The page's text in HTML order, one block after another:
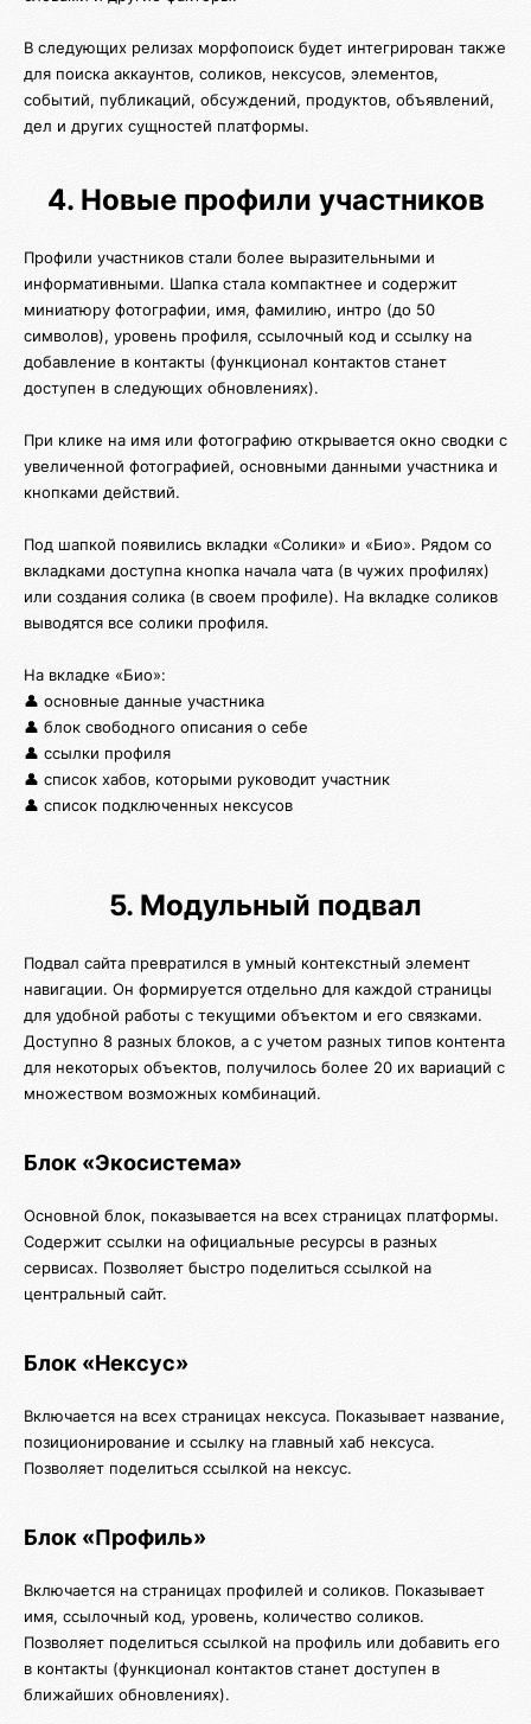
В следующих релизах морфопоиск будет интегрирован также
для поиска аккаунтов, соликов, нексусов, элементов,
событий, публикаций, обсуждений, продуктов, объявлений,
дел и других сущностей платформы.
4. Новые профили участников
Профили участников стали более выразительными и
информативными. Шапка стала компактнее и содержит
миниатюру фотографии, имя, фамилию, интро (до 50
символов), уровень профиля, ссылочный код и ссылку на
добавление в контакты (функционал контактов станет
доступен в следующих обновлениях).
При клике на имя или фотографию открывается окно сводки с
увеличенной фотографией, основными данными участника и
кнопками действий.
Под шапкой появились вкладки «Солики» и «Био». Рядом со
вкладками доступна кнопка начала чата (в чужих профилях)
или создания солика (в своем профиле). На вкладке соликов
выводятся все солики профиля.
На вкладке «Био»:
👤 основные данные участника
👤 блок свободного описания о себе
👤 ссылки профиля
👤 список хабов, которыми руководит участник
👤 список подключенных нексусов
5. Модульный подвал
Подвал сайта превратился в умный контекстный элемент
навигации. Он формируется отдельно для каждой страницы
для удобной работы с текущими объектом и его связками.
Доступно 8 разных блоков, а с учетом разных типов контента
для некоторых объектов, получилось более 20 их вариаций с
множеством возможных комбинаций.
Блок «Экосистема»
Основной блок, показывается на всех страницах платформы.
Содержит ссылки на официальные ресурсы в разных
сервисах. Позволяет быстро поделиться ссылкой на
центральный сайт.
Блок «Нексус»
Включается на всех страницах нексуса. Показывает название,
позиционирование и ссылку на главный хаб нексуса.
Позволяет поделиться ссылкой на нексус.
Блок «Профиль»
Включается на страницах профилей и соликов. Показывает
имя, ссылочный код, уровень, количество соликов.
Позволяет поделиться ссылкой на профиль или добавить его
в контакты (функционал контактов станет доступен в
ближайших обновлениях).